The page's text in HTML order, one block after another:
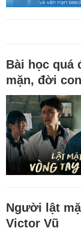
Bài học quá
mặn, đời
Người lật
Victor Vũ